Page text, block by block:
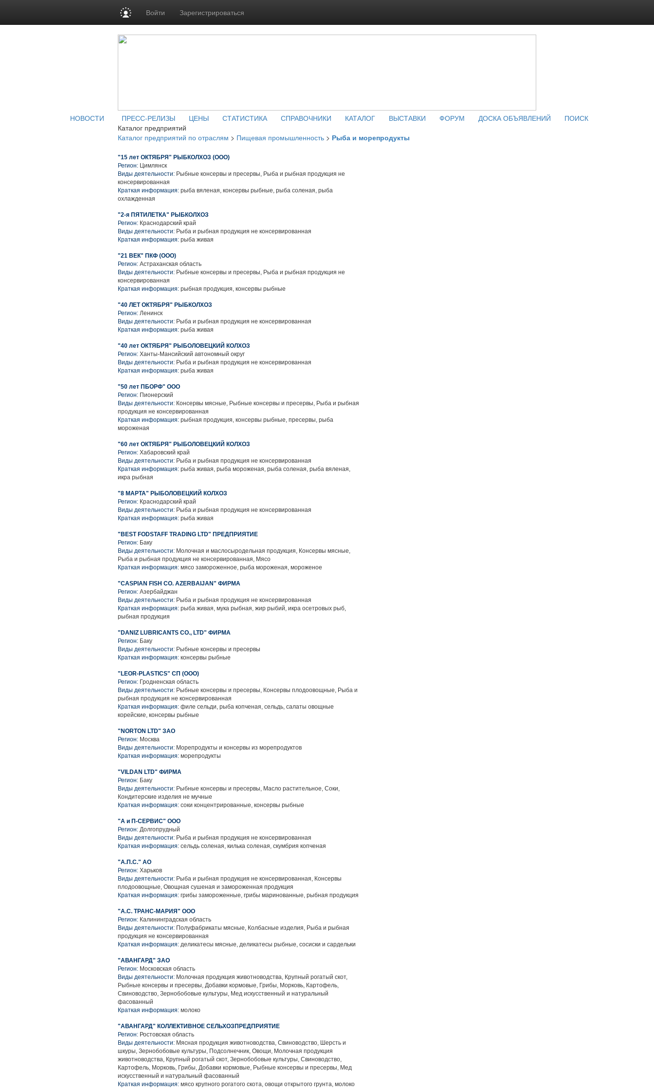
Войти Зарегистрироваться
НОВОСТИ ПРЕСС-РЕЛИЗЫ ЦЕНЫ СТАТИСТИКА СПРАВОЧНИКИ КАТАЛОГ ВЫСТАВКИ ФОРУМ ДОСКА ОБЪЯВЛЕНИЙ
ПОИСК
Каталог предприятий
Каталог предприятий по отраслям > Пищевая промышленность > Рыба и морепродукты
"15 лет ОКТЯБРЯ" РЫБКОЛХОЗ (ООО)
Регион: Цимлянск
Виды деятельности: Рыбные консервы и пресервы, Рыба и рыбная продукция не
консервированная
Краткая информация: рыба вяленая, консервы рыбные, рыба соленая, рыба
охлажденная
"2-я ПЯТИЛЕТКА" РЫБКОЛХОЗ
Регион: Краснодарский край
Виды деятельности: Рыба и рыбная продукция не консервированная
Краткая информация: рыба живая
"21 ВЕК" ПКФ (ООО)
Регион: Астраханская область
Виды деятельности: Рыбные консервы и пресервы, Рыба и рыбная продукция не
консервированная
Краткая информация: рыбная продукция, консервы рыбные
"40 ЛЕТ ОКТЯБРЯ" РЫБКОЛХОЗ
Регион: Ленинск
Виды деятельности: Рыба и рыбная продукция не консервированная
Краткая информация: рыба живая
"40 лет ОКТЯБРЯ" РЫБОЛОВЕЦКИЙ КОЛХОЗ
Регион: Ханты-Мансийский автономный округ
Виды деятельности: Рыба и рыбная продукция не консервированная
Краткая информация: рыба живая
"50 лет ПБОРФ" ООО
Регион: Пионерский
Виды деятельности: Консервы мясные, Рыбные консервы и пресервы, Рыба и рыбная
продукция не консервированная
Краткая информация: рыбная продукция, консервы рыбные, пресервы, рыба
мороженая
"60 лет ОКТЯБРЯ" РЫБОЛОВЕЦКИЙ КОЛХОЗ
Регион: Хабаровский край
Виды деятельности: Рыба и рыбная продукция не консервированная
Краткая информация: рыба живая, рыба мороженая, рыба соленая, рыба вяленая,
икра рыбная
"8 МАРТА" РЫБОЛОВЕЦКИЙ КОЛХОЗ
Регион: Краснодарский край
Виды деятельности: Рыба и рыбная продукция не консервированная
Краткая информация: рыба живая
"BEST FODSTAFF TRADING LTD" ПРЕДПРИЯТИЕ
Регион: Баку
Виды деятельности: Молочная и маслосыродельная продукция, Консервы мясные,
Рыба и рыбная продукция не консервированная, Мясо
Краткая информация: мясо замороженное, рыба мороженая, мороженое
"CASPIAN FISH CO. AZERBAIJAN" ФИРМА
Регион: Азербайджан
Виды деятельности: Рыба и рыбная продукция не консервированная
Краткая информация: рыба живая, мука рыбная, жир рыбий, икра осетровых рыб,
рыбная продукция
"DANIZ LUBRICANTS CO., LTD" ФИРМА
Регион: Баку
Виды деятельности: Рыбные консервы и пресервы
Краткая информация: консервы рыбные
"LEOR-PLASTICS" СП (ООО)
Регион: Гродненская область
Виды деятельности: Рыбные консервы и пресервы, Консервы плодоовощные, Рыба и
рыбная продукция не консервированная
Краткая информация: филе сельди, рыба копченая, сельдь, салаты овощные
корейские, консервы рыбные
"NORTON LTD" ЗАО
Регион: Москва
Виды деятельности: Морепродукты и консервы из морепродуктов
Краткая информация: морепродукты
"VILDAN LTD" ФИРМА
Регион: Баку
Виды деятельности: Рыбные консервы и пресервы, Масло растительное, Соки,
Кондитерские изделия не мучные
Краткая информация: соки концентрированные, консервы рыбные
"А и П-СЕРВИС" ООО
Регион: Долгопрудный
Виды деятельности: Рыба и рыбная продукция не консервированная
Краткая информация: сельдь соленая, килька соленая, скумбрия копченая
"А.П.С." АО
Регион: Харьков
Виды деятельности: Рыба и рыбная продукция не консервированная, Консервы
плодоовощные, Овощная сушеная и замороженная продукция
Краткая информация: грибы замороженные, грибы маринованные, рыбная продукция
"А.С. ТРАНС-МАРИЯ" ООО
Регион: Калининградская область
Виды деятельности: Полуфабрикаты мясные, Колбасные изделия, Рыба и рыбная
продукция не консервированная
Краткая информация: деликатесы мясные, деликатесы рыбные, сосиски и сардельки
"АВАНГАРД" ЗАО
Регион: Московская область
Виды деятельности: Молочная продукция животноводства, Крупный рогатый скот,
Рыбные консервы и пресервы, Добавки кормовые, Грибы, Морковь, Картофель,
Свиноводство, Зернобобовые культуры, Мед искусственный и натуральный
фасованный
Краткая информация: молоко
"АВАНГАРД" КОЛЛЕКТИВНОЕ СЕЛЬХОЗПРЕДПРИЯТИЕ
Регион: Ростовская область
Виды деятельности: Мясная продукция животноводства, Свиноводство, Шерсть и
шкуры, Зернобобовые культуры, Подсолнечник, Овощи, Молочная продукция
животноводства, Крупный рогатый скот, Зернобобовые культуры, Свиноводство,
Картофель, Морковь, Грибы, Добавки кормовые, Рыбные консервы и пресервы, Мед
искусственный и натуральный фасованный
Краткая информация: мясо крупного рогатого скота, овощи открытого грунта, молоко